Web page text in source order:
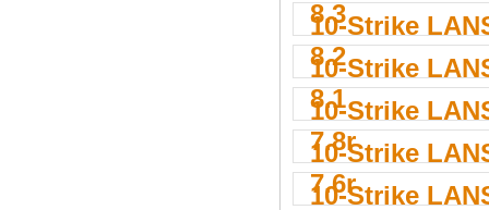
8.3
10-Strike
8.2
10-Strike
8.1
10-Strike
7.8r
10-Strike
7.6r
10-Strike